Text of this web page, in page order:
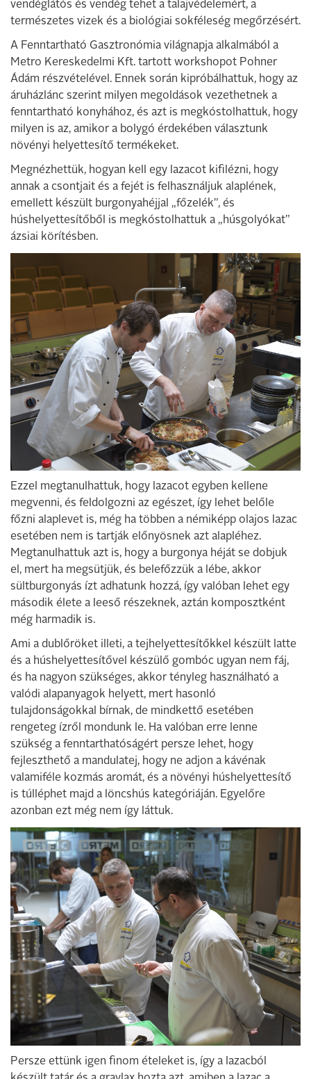
vendéglátós és vendég tehet a talajvédelemért, a
természetes vizek és a biológiai sokféleség megőrzésért.
A Fenntartható Gasztronómia világnapja alkalmából a
Metro Kereskedelmi Kft. tartott workshopot Pohner
Ádám részvételével. Ennek során kipróbálhattuk, hogy az
áruházlánc szerint milyen megoldások vezethetnek a
fenntartható konyhához, és azt is megkóstolhattuk, hogy
milyen is az, amikor a bolygó érdekében választunk
növényi helyettesítő termékeket.
Megnézhettük, hogyan kell egy lazacot kifilézni, hogy
annak a csontjait és a fejét is felhasználjuk alaplének,
emellett készült burgonyahéjjal „főzelék”, és
húshelyettesítőből is megkóstolhattuk a „húsgolyókat”
ázsiai körítésben.
Ezzel megtanulhattuk, hogy lazacot egyben kellene
megvenni, és feldolgozni az egészet, így lehet belőle
főzni alaplevet is, még ha többen a némiképp olajos lazac
esetében nem is tartják előnyösnek azt alapléhez.
Megtanulhattuk azt is, hogy a burgonya héját se dobjuk
el, mert ha megsütjük, és belefőzzük a lébe, akkor
sültburgonyás ízt adhatunk hozzá, így valóban lehet egy
második élete a leeső részeknek, aztán komposztként
még harmadik is.
Ami a dublőröket illeti, a tejhelyettesítőkkel készült latte
és a húshelyettesítővel készülő gombóc ugyan nem fáj,
és ha nagyon szükséges, akkor tényleg használható a
valódi alapanyagok helyett, mert hasonló
tulajdonságokkal bírnak, de mindkettő esetében
rengeteg ízről mondunk le. Ha valóban erre lenne
szükség a fenntarthatóságért persze lehet, hogy
fejleszthető a mandulatej, hogy ne adjon a kávénak
valamiféle kozmás aromát, és a növényi húshelyettesítő
is túlléphet majd a löncshús kategóriáján. Egyelőre
azonban ezt még nem így láttuk.
Persze ettünk igen finom ételeket is, így a lazacból